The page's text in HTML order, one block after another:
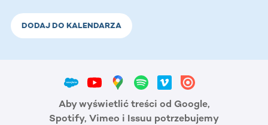
DODAJ DO KALENDARZA
Aby wyświetlić treści od Google,
Spotify, Vimeo i Issuu potrzebujemy